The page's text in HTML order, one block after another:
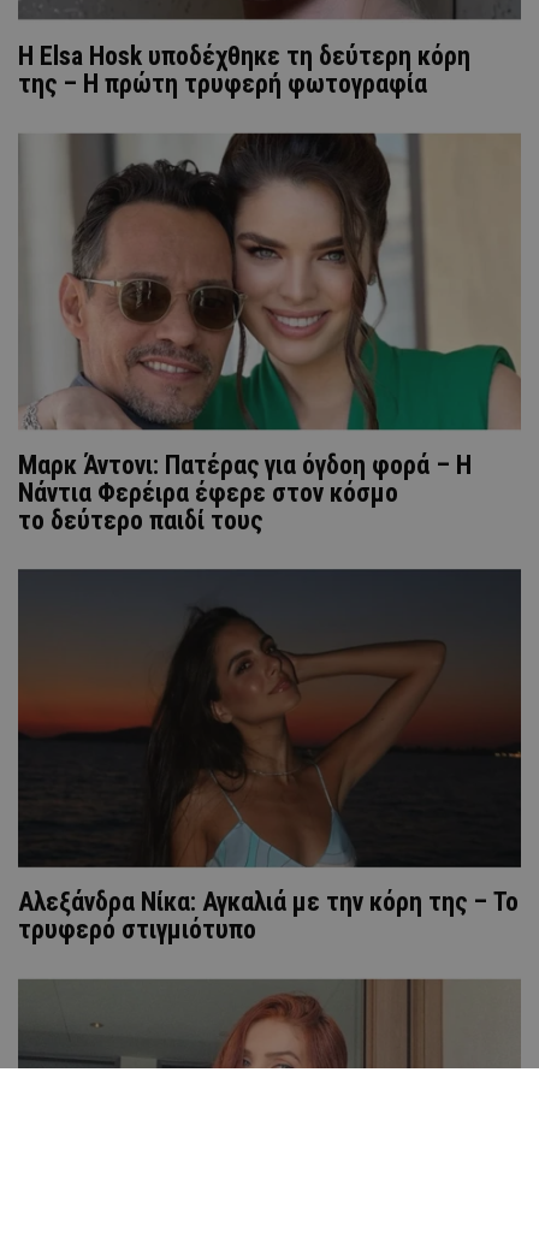
Η Elsa Hosk υποδέχθηκε τη δεύτερη κόρη
της – Η πρώτη τρυφερή φωτογραφία
Μαρκ Άντονι: Πατέρας για όγδοη φορά – Η
Νάντια Φερέιρα έφερε στον κόσμο
το δεύτερο παιδί τους
Αλεξάνδρα Νίκα: Αγκαλιά με την κόρη της – To
τρυφερό στιγμιότυπο